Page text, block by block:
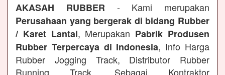
AKASAH RUBBER - Kami merupakan
Perusahaan yang bergerak di bidang Rubber
/ Karet Lantai, Merupakan Pabrik Produsen
Rubber Terpercaya di Indonesia, Info Harga
Rubber Jogging Track, Distributor Rubber
Running Track, Sebagai Kontraktor